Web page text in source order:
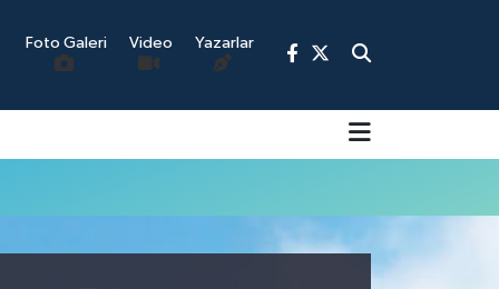
Foto Galeri Video Yazarlar